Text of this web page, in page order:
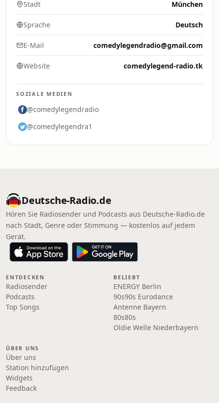
Stadt München
Sprache Deutsch
E-Mail comedylegendradio@gmail.com
Website comedylegend-radio.tk
SOZIALE MEDIEN
@comedylegendradio
@comedylegendra1
Deutsche-Radio.de
Hören Sie Radiosender und Podcasts aus Deutsche-Radio.de
nach Stadt, Genre oder Stimmung — kostenlos auf jedem
Gerät.
ENTDECKEN
Radiosender
Podcasts
Top Songs
BELIEBT
ENERGY Berlin
90s90s Eurodance
Antenne Bayern
80s80s
Oldie Welle Niederbayern
ÜBER UNS
Über uns
Station hinzufügen
Widgets
Feedback